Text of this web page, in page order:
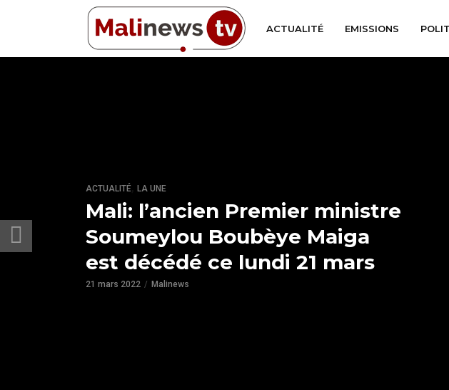
ACTUALITÉ EMISSIONS
ACTUALITÉ LA UNE
Mali: l’ancien Premier ministre
Soumeylou Boubèye Maiga
est décédé ce lundi 21 mars
21 mars 2022 Malinews